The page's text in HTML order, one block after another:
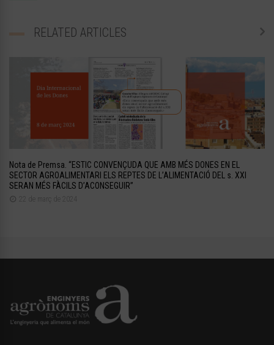
RELATED ARTICLES
Nota de Premsa. “ESTIC CONVENÇUDA QUE AMB MÉS DONES EN EL
SECTOR AGROALIMENTARI ELS REPTES DE L’ALIMENTACIÓ DEL s. XXI
SERAN MÉS FÀCILS D’ACONSEGUIR”
22 de març de 2024